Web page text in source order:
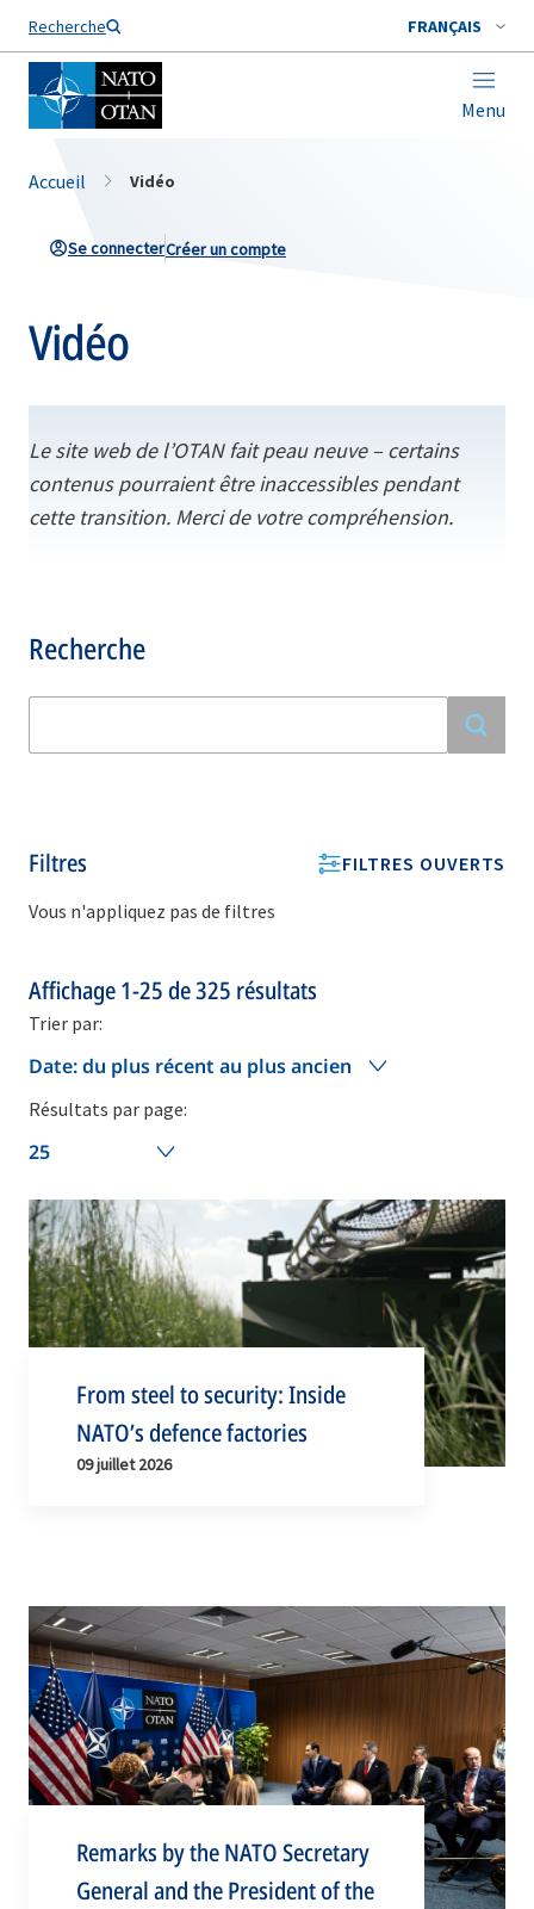
Recherche FRANÇAIS
Menu
Nom de famille*
Accueil Vidéo
Se connecterCréer un compte
Vidéo
Le site web de l’OTAN fait peau neuve – certains
contenus pourraient être inaccessibles pendant
cette transition. Merci de votre compréhension.
Recherche
Filtres
FILTRES OUVERTS
Vous n'appliquez pas de filtres
Affichage1-25de325 résultats
Trier par:
Date: du plus récent au plus ancien
Résultats par page:
25
From steel to security: Inside
NATO’s defence factories
09 juillet 2026
Remarks by the NATO Secretary
General and the President of the